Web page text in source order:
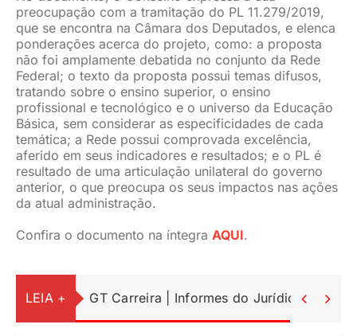
preocupação com a tramitação do PL 11.279/2019,
que se encontra na Câmara dos Deputados, e elenca
ponderações acerca do projeto, como: a proposta
não foi amplamente debatida no conjunto da Rede
Federal; o texto da proposta possui temas difusos,
tratando sobre o ensino superior, o ensino
profissional e tecnológico e o universo da Educação
Básica, sem considerar as especificidades de cada
temática; a Rede possui comprovada excelência,
aferido em seus indicadores e resultados; e o PL é
resultado de uma articulação unilateral do governo
anterior, o que preocupa os seus impactos nas ações
da atual administração.
Confira o documento na íntegra AQUI.
LEIA + GT Carreira | Informes do Jurídico 